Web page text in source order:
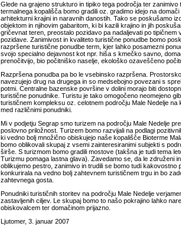
Glede na grajeno strukturo in tipiko tega področja ter zanimivo
termalnega kopališča bomo gradili oz. gradimo idejo na
arhitekturni krajini in naravnih danostih. Tako se poskušamo
objektom in njihovim gabaritom, ki bi kazili krajino in jih
gričevnat teren, preostalo pozidavo pa nadaljevati po tipičnem
pozidave. Zanimivost in kvaliteto turistične ponudbe bomo
razpršene turistične ponudbe term, kjer lahko posamezni
svojo specialno dejavnost kot npr. hiša s kmečko savno,
prenočitvijo, bio počitniško naselje, ekološko ozaveščeno
Razpršena ponudba pa bo le vsebinsko razpršena.
navezujejo drug na drugega in so medsebojno povezani s
potmi. Centralne bazenske površine v dolini morajo biti
turistične ponudnike. Turistu je tako omogočeno neomejeno
turističnem kompleksu oz. celotnem področju Male Nedelje na
med različnimi ponudniki.
Mi v podjetju Segrap smo turizem na področju Male Nedelje
poslovno priložnost. Turizem bomo razvijali na podlagi
ki vedno bolj množično obiskujejo naše kopališče Bioterme
bomo oblikovali skupaj z vsemi zainteresiranimi subjekti s
širše. S turizmom bomo gradili mostove (takšna je tudi tema
Turizmu pomaga lastna glava). Zavedamo se, da le združeni
oblikujemo pestro, zanimivo in trudili se bomo tudi kakovostno
konkurirala na vedno bolj zahtevnem turističnem trgu in bo
zahtevnega gosta.
Ponudniki turističnih storitev na področju Male Nedelje
zastavljenih ciljev. Le skupaj bomo to našo pokrajino lahko
obiskovalcem ter domačinom prijazno.
Ljutomer, 3. januar 2007